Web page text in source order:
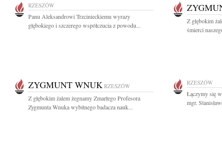
RZESZÓW
Panu Aleksandrowi Trzcinieckiemu wyrazy
głębokiego i szczerego współczucia z powodu...
Z głębokim
śmierci
ZYGMUNT WNUK RZESZÓW
Z głębokim żalem żegnamy Zmarłego Profesora
Zygmunta Wnuka wybitnego badacza nauk...
RZESZÓW
Łączymy się
mgr.